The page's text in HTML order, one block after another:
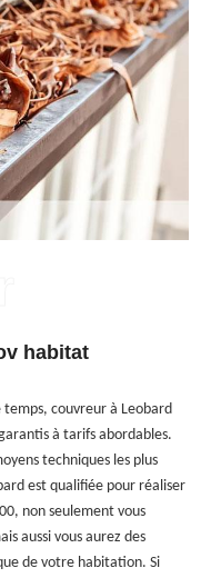
habitat
couvreur à Leobard
à tarifs abordables.
techniques les plus
est qualifiée pour réaliser
non seulement vous
aussi vous aurez des
de votre habitation. Si